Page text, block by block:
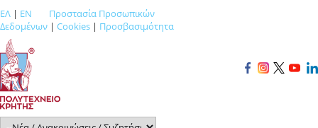
ΕΛ | EN
Προστασία Προσωπικών
Δεδομένων | Cookies | Προσβασιμότητα